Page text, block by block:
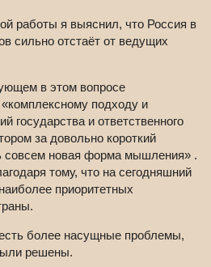
работы я выяснил, что Россия в
сильно отстаёт от ведущих
в этом вопросе
подходу и
государства и ответственного
за довольно короткий
совсем новая форма мышления» .
тому, что на сегодняшний
приоритетных
более насущные проблемы,
решены.